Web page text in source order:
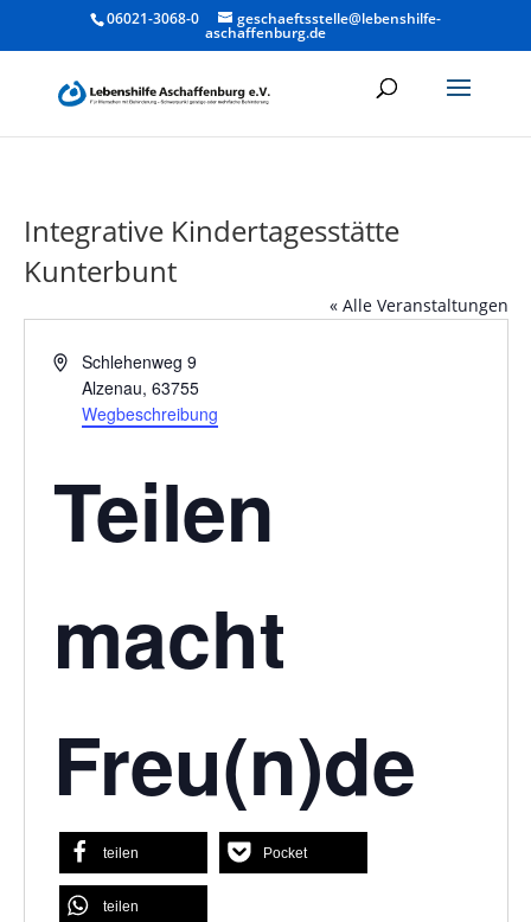
06021-3068-0 geschaeftsstelle@lebenshilfe-
aschaffenburg.de
Integrative Kindertagesstätte
Kunterbunt
« Alle Veranstaltungen
AdresseSchlehenweg 9
Alzenau, 63755
Wegbeschreibung
Teilen
macht
Freu(n)de
teilen Pocket
teilen